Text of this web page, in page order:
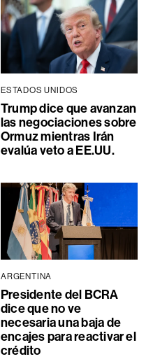
ESTADOS UNIDOS
Trump dice que avanzan
las negociaciones sobre
Ormuz mientras Irán
evalúa veto a EE.UU.
ARGENTINA
Presidente del BCRA
dice que no ve
necesaria una baja de
encajes para reactivar el
crédito